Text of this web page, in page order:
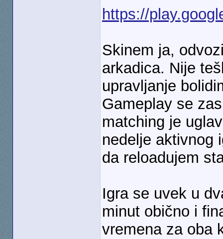
https://
Skinem ja,
arkadica. Nije
upravljanje
Gameplay se
matching je
nedelje aktivnog
da reloadujem
Igra se uvek u
minut obično i
vremena za oba